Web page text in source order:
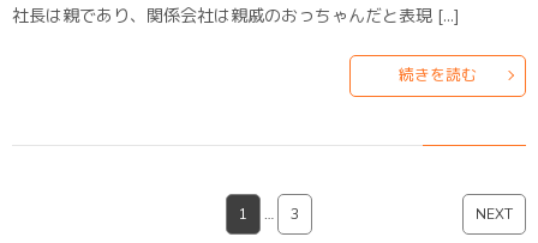
社長は親であり、関係会社は親戚のおっちゃんだと表現 […]
続きを読む
1 … 3 NEXT